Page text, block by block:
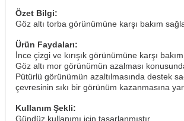
Özet Bilgi:
Göz altı torba görünümüne karşı bakım
Ürün Faydaları:
İnce çizgi ve kırışık görünümüne karşı
Göz altı mor görünümün azalması
Pütürlü görünümün azaltılmasında destek
çevresinin sıkı bir görünüm kazanmasına
Kullanım Şekli:
Gündüz kullanımı için tasarlanmıştır.